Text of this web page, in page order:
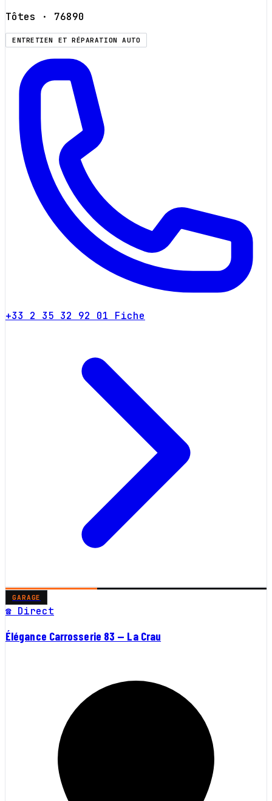
Tôtes · 76890
ENTRETIEN ET RÉPARATION AUTO
+33 2 35 32 92 01 Fiche
GARAGE
☎ Direct
Élégance Carrosserie 83 — La Crau